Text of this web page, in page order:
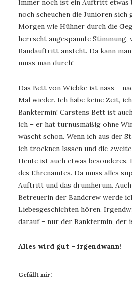
Immer noch ist ein Auftritt etwas
noch scheuchen die Junioren sich
Morgen wie Hühner durch die
herrscht angespannte Stimmung,
Bandauftritt ansteht. Da kann
muss man durch!
Das Bett von Wiebke ist nass –
Mal wieder. Ich habe keine Zeit,
Banktermin! Carstens Bett ist
ich – er hat turnusmäßig ohne
wäscht schon. Wenn ich aus der
ich trocknen lassen und die
Heute ist auch etwas
des Ehrenamtes. Da muss alles
Auftritt und das drumherum.
Betreuerin der Bandcrew werde
Liebesgeschichten hören.
darauf – nur der Banktermin,
Alles wird gut – irgendwann!
Gefällt mir: